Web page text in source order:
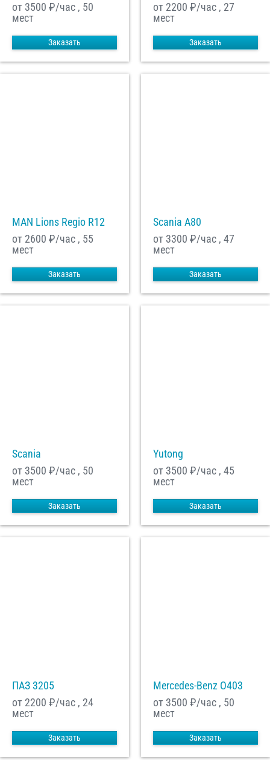
от 3500 ₽/час , 50
мест
Заказать
от 2200 ₽/час , 27
мест
Заказать
MAN Lions Regio R12
от 2600 ₽/час , 55
мест
Заказать
Scania A80
от 3300 ₽/час , 47
мест
Заказать
Scania
от 3500 ₽/час , 50
мест
Заказать
Yutong
от 3500 ₽/час , 45
мест
Заказать
ПАЗ 3205
от 2200 ₽/час , 24
мест
Заказать
Mercedes-Benz О403
от 3500 ₽/час , 50
мест
Заказать